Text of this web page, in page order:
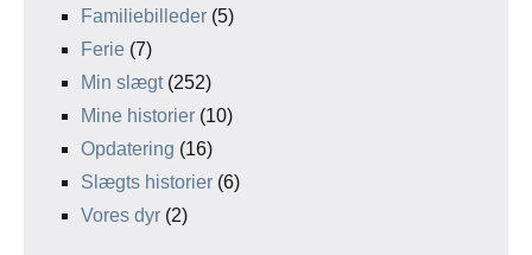
Familiebilleder (5)
Ferie (7)
Min slægt(252)
Mine historier (10)
Opdatering (16)
Slægts historier (6)
Vores dyr (2)